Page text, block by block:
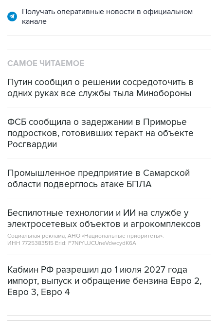
Получать оперативные новости в официальном
канале
САМОЕ ЧИТАЕМОЕ
Путин сообщил о решении сосредоточить в
одних руках все службы тыла Минобороны
ФСБ сообщила о задержании в Приморье
подростков, готовивших теракт на объекте
Росгвардии
Промышленное предприятие в Самарской
области подверглось атаке БПЛА
Беспилотные технологии и ИИ на службе у
электросетевых объектов и агрокомплексов
Социальная реклама, АНО «Национальные приоритеты».
ИНН 7725383515 Erid: F7NfYUJCUneVdwcydK6A
Кабмин РФ разрешил до 1 июля 2027 года
импорт, выпуск и обращение бензина Евро 2,
Евро 3, Евро 4